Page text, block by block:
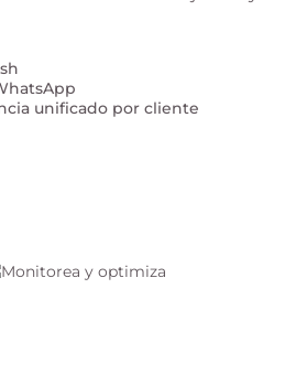
unificado por cliente